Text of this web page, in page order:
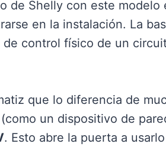
de Shelly con este
en la instalación. La
control físico de un
que lo diferencia de
(como un dispositivo de
. Esto abre la puerta a